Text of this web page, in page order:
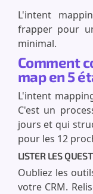
L'intent
frapper pour
minimal.
Comment
map en 5
L'intent
C'est un
jours et qui
pour les 12
LISTER LES
Oubliez les
votre CRM.